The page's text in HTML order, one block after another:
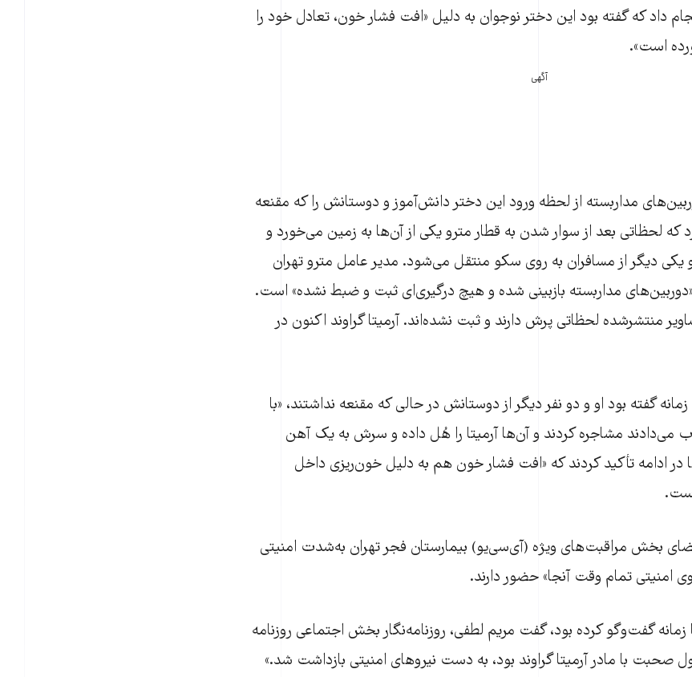
داد که گفته بود این دختر نوجوان به دلیل «افت فشار خون، تعادل خود را
است».
آگهی
مداربسته از لحظه ورود این دختر دانش‌آموز و دوستانش را که مقنعه
که لحظاتی بعد از سوار شدن به قطار مترو یکی از آن‌ها به زمین می‌خورد و
دیگر از مسافران به روی سکو منتقل می‌شود. مدیر عامل مترو تهران
مداربسته بازبینی شده و هیچ درگیری‌ای ثبت و ضبط نشده» است.
منتشرشده لحظاتی پرش دارند و ثبت نشده‌اند. آرمیتا گراوند اکنون در
گفته بود او و دو نفر دیگر از دوستانش در حالی که مقنعه نداشتند، «با
می‌دادند مشاجره کردند و آن‌ها آرمیتا را هُل داده و سرش به یک آهن
در ادامه تأکید کردند که «افت فشار خون هم به دلیل خون‌ریزی داخل
بخش مراقبت‌های ویژه (آی‌سی‌یو) بیمارستان فجر تهران به‌شدت امنیتی
امنیتی تمام وقت آنجا» حضور دارند.
زمانه گفت‌وگو کرده بود، گفت مریم لطفی، روزنامه‌نگار بخش اجتماعی روزنامه
صحبت با مادر آرمیتا گراوند بود، به دست نیروهای امنیتی بازداشت شد.»